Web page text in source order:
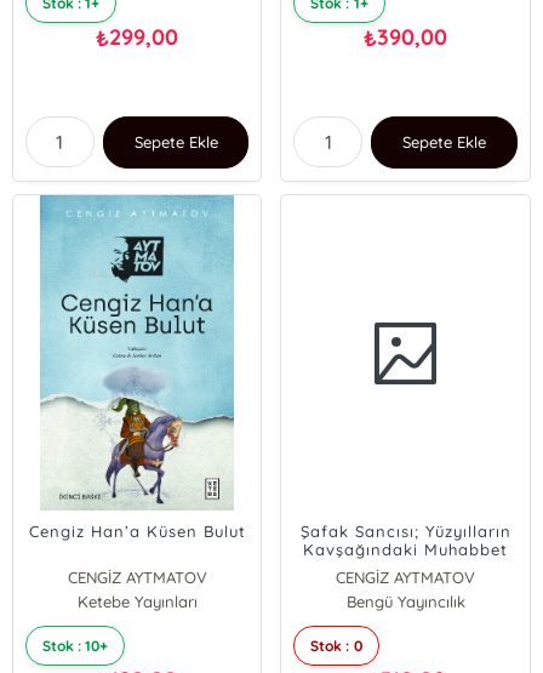
₺299,00
Sepete Ekle
₺390,00
Sepete Ekle
Cengiz Han’a Küsen Bulut
CENGİZ AYTMATOV
Ketebe Yayınları
Stok : 10+
Şafak Sancısı; Yüzyılların
Kavşağındaki Muhabbet
CENGİZ AYTMATOV
Muhtar Şahanov
Bengü Yayıncılık
Stok : 0